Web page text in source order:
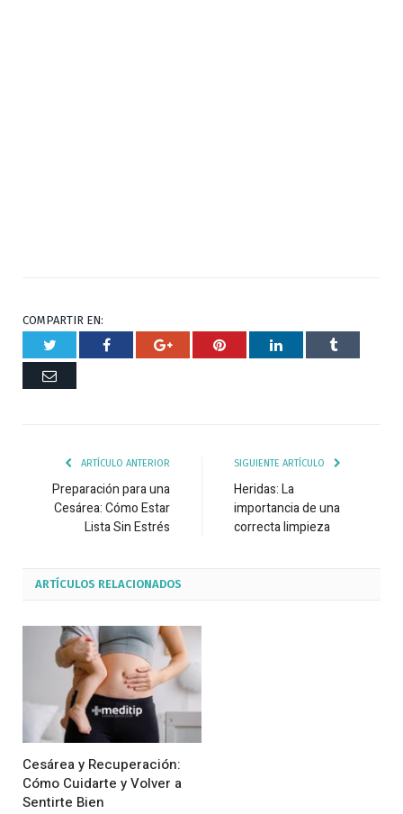
COMPARTIR EN:
Twitter Facebook Google+ Pinterest RespuestaTumblr
Correo
ARTÍCULO ANTERIOR
Preparación para una
Cesárea: Cómo Estar
Lista Sin Estrés
SIGUIENTE ARTÍCULO
Heridas: La
importancia de una
correcta limpieza
ARTÍCULOS RELACIONADOS
Cesárea y Recuperación:
Cómo Cuidarte y Volver a
Sentirte Bien